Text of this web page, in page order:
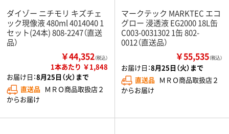
ダイゾー ニチモリ キズチェ
ック現像液 480ml 4014040 1
セット(24本) 808-2247（直送
品）
￥44,352（税込）
1本あたり ￥1,848
お届け日：8月25日（火）まで
直送品 ＭＲＯ商品取扱店２
からお届け
マークテック MARKTEC エコ
グロー 浸透液 EG2000 18L缶
C003-0031302 1缶 802-
0012（直送品）
￥55,535（税込）
お届け日：8月25日（火）まで
直送品 ＭＲＯ商品取扱店２
からお届け